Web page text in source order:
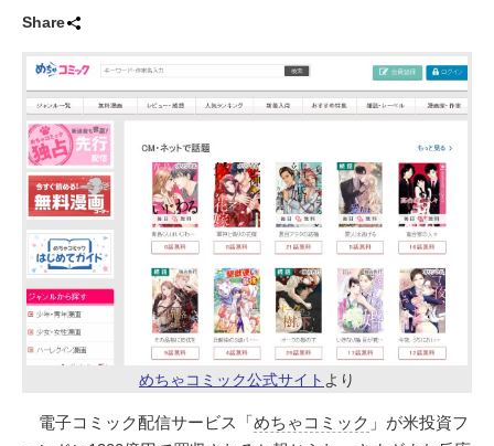
BPaaS JOURNAL
ADOPTABLE DOG JOURNAL
Share
めちゃコミック公式サイト より
電子コミック配信サービス「めちゃコミック 」が米投資フ